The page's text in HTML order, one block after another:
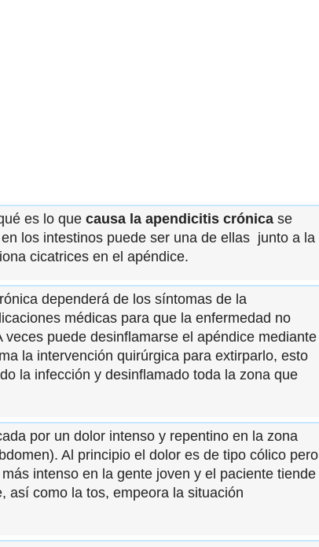
es lo que causa la apendicitis crónica se
los intestinos puede ser una de ellas junto a la
cicatrices en el apéndice.
dependerá de los síntomas de la
médicas para que la enfermedad no
puede desinflamarse el apéndice mediante
la intervención quirúrgica para extirparlo, esto
la infección y desinflamado toda la zona que
por un dolor intenso y repentino en la zona
Al principio el dolor es de tipo cólico pero
intenso en la gente joven y el paciente tiende
así como la tos, empeora la situación